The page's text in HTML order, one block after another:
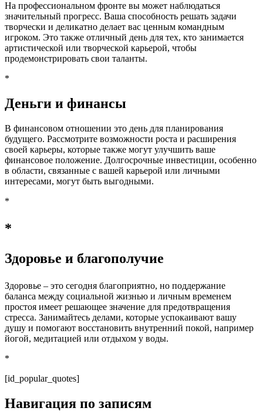
На профессиональном фронте вы может наблюдаться
значительный прогресс. Ваша способность решать задачи
творчески и деликатно делает вас ценным командным
игроком. Это также отличный день для тех, кто занимается
артистической или творческой карьерой, чтобы
продемонстрировать свои таланты.
*
Деньги и финансы
В финансовом отношении это день для планирования
будущего. Рассмотрите возможности роста и расширения
своей карьеры, которые также могут улучшить ваше
финансовое положение. Долгосрочные инвестиции, особенно
в области, связанные с вашей карьерой или личными
интересами, могут быть выгодными.
*
*
Здоровье и благополучие
Здоровье – это сегодня благоприятно, но поддержание
баланса между социальной жизнью и личным временем
простоя имеет решающее значение для предотвращения
стресса. Занимайтесь делами, которые успокаивают вашу
душу и помогают восстановить внутренний покой, например
йогой, медитацией или отдыхом у воды.
*
[id_popular_quotes]
Навигация по записям